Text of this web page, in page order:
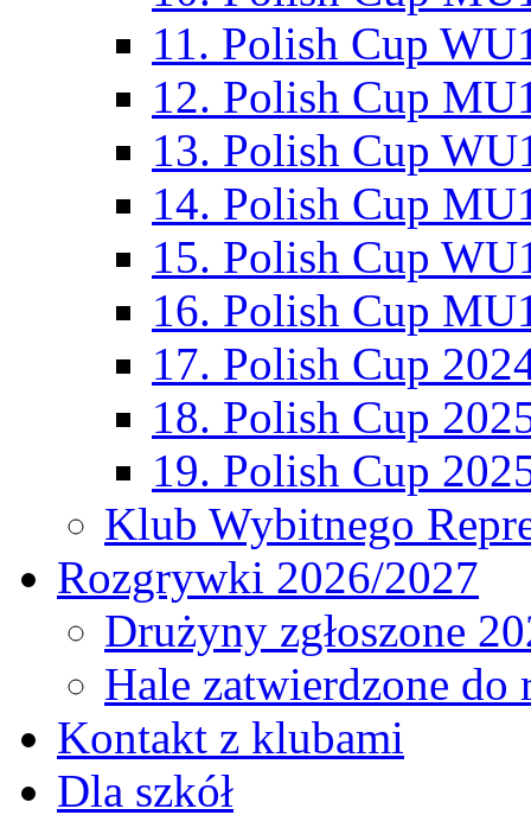
11. Polish Cup
12. Polish Cup
13. Polish Cup
14. Polish Cup
15. Polish Cup
16. Polish Cup
17. Polish Cup
18. Polish Cup
19. Polish Cup
Klub Wybitnego
Rozgrywki 2026/2027
Drużyny zgłoszone
Hale zatwierdzone
Kontakt z klubami
Dla szkół